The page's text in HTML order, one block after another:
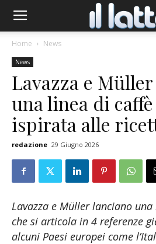
Home News
News
Lavazza e
una linea di
ispirata alle
redazione 29 Giugno 2026
Lavazza e Müller lanciano una
che si articola in 4 referenze
alcuni Paesi europei come